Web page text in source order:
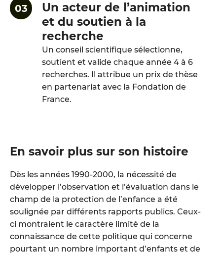
Un acteur de l’animation
et du soutien à la
recherche
Un conseil scientifique sélectionne,
soutient et valide chaque année 4 à 6
recherches. Il attribue un prix de thèse
en partenariat avec la Fondation de
France.
En savoir plus sur son histoire
Dès les années 1990-2000, la nécessité de
développer l’observation et l’évaluation dans le
champ de la protection de l’enfance a été
soulignée par différents rapports publics. Ceux-
ci montraient le caractère limité de la
connaissance de cette politique qui concerne
pourtant un nombre important d’enfants et de